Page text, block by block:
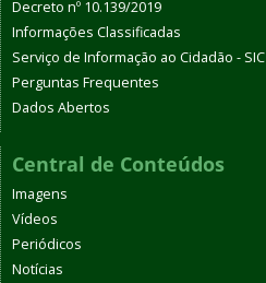
Decreto nº 10.139/2019
Informações Classificadas
Serviço de Informação ao Cidadão - SIC
Perguntas Frequentes
Dados Abertos
Central de Conteúdos
Imagens
Vídeos
Periódicos
Notícias